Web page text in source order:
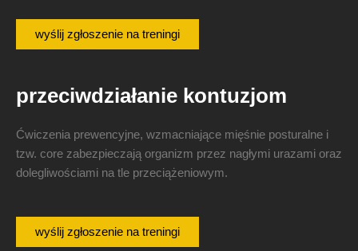
wyślij zgłoszenie na treningi
przeciwdziałanie kontuzjom
Ćwiczenia prewencyjne, wzmacniające mięśnie posturalne i
tzw. core zabezpieczają organizm przez nagłymi urazami oraz
dolegliwościami na tle przeciążeniowym.
wyślij zgłoszenie na treningi